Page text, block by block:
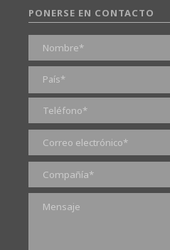
PONERSE EN CONTACTO
0 de 2000 caracteres máximos